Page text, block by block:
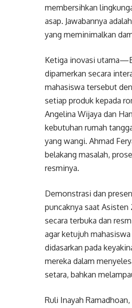
membersihkan
asap. Jawabannya
yang meminimalkan
Ketiga inovasi
dipamerkan secara
mahasiswa tersebut
setiap produk kepada
Angelina Wijaya dan
kebutuhan rumah
yang wangi. Ahmad
belakang masalah,
resminya.
Demonstrasi dan
puncaknya saat Asisten
secara terbuka dan
agar ketujuh
didasarkan pada
mereka dalam
setara, bahkan
Ruli Inayah